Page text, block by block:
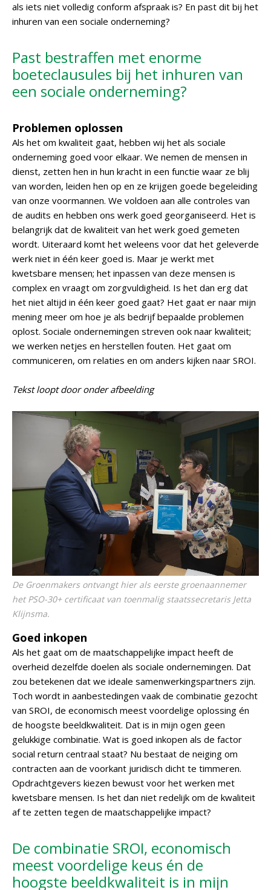
als iets niet volledig conform afspraak is? En past dit bij het
inhuren van een sociale onderneming?
Past bestraffen met enorme
boeteclausules bij het inhuren van
een sociale onderneming?
Problemen oplossen
Als het om kwaliteit gaat, hebben wij het als sociale
onderneming goed voor elkaar. We nemen de mensen in
dienst, zetten hen in hun kracht in een functie waar ze blij
van worden, leiden hen op en ze krijgen goede begeleiding
van onze voormannen. We voldoen aan alle controles van
de audits en hebben ons werk goed georganiseerd. Het is
belangrijk dat de kwaliteit van het werk goed gemeten
wordt. Uiteraard komt het weleens voor dat het geleverde
werk niet in één keer goed is. Maar je werkt met
kwetsbare mensen; het inpassen van deze mensen is
complex en vraagt om zorgvuldigheid. Is het dan erg dat
het niet altijd in één keer goed gaat? Het gaat er naar mijn
mening meer om hoe je als bedrijf bepaalde problemen
oplost. Sociale ondernemingen streven ook naar kwaliteit;
we werken netjes en herstellen fouten. Het gaat om
communiceren, om relaties en om anders kijken naar SROI.
Tekst loopt door onder afbeelding
De Groenmakers ontvangt hier als eerste groenaannemer
het PSO-30+ certificaat van toenmalig staatssecretaris Jetta
Klijnsma.
Goed inkopen
Als het gaat om de maatschappelijke impact heeft de
overheid dezelfde doelen als sociale ondernemingen. Dat
zou betekenen dat we ideale samenwerkingspartners zijn.
Toch wordt in aanbestedingen vaak de combinatie gezocht
van SROI, de economisch meest voordelige oplossing én
de hoogste beeldkwaliteit. Dat is in mijn ogen geen
gelukkige combinatie. Wat is goed inkopen als de factor
social return centraal staat? Nu bestaat de neiging om
contracten aan de voorkant juridisch dicht te timmeren.
Opdrachtgevers kiezen bewust voor het werken met
kwetsbare mensen. Is het dan niet redelijk om de kwaliteit
af te zetten tegen de maatschappelijke impact?
De combinatie SROI, economisch
meest voordelige keus én de
hoogste beeldkwaliteit is in mijn